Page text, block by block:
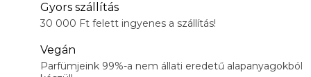
Gyors szállítás
30 000 Ft felett ingyenes a szállítás!
Vegán
Parfümjeink 99%-a nem állati eredetű alapanyagokból